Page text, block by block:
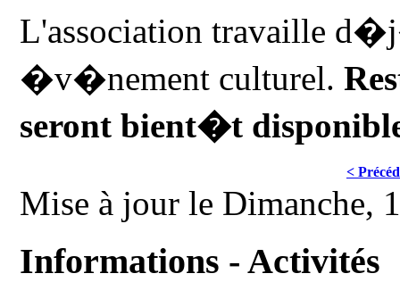
L'association travaille
�v�nement culturel.
seront bient�t
<
Mise à jour le Dimanche,
Informations - Activités